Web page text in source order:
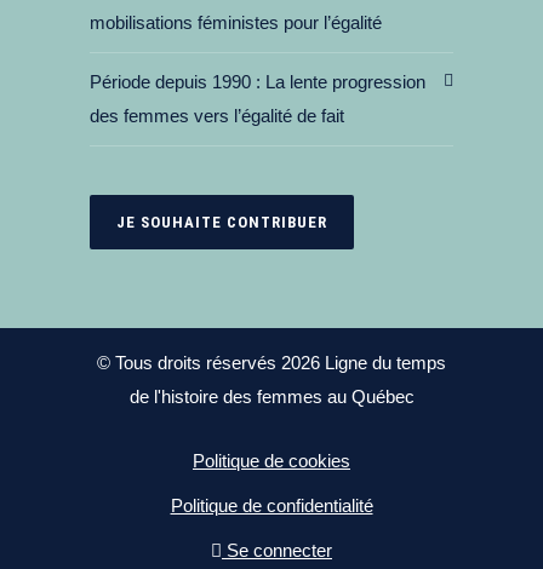
mobilisations féministes pour l’égalité
Période depuis 1990
La lente progression
des femmes vers l’égalité de fait
JE SOUHAITE CONTRIBUER
© Tous droits réservés 2026 Ligne du temps
de l'histoire des femmes au Québec
Politique de cookies
Politique de confidentialité
Se connecter